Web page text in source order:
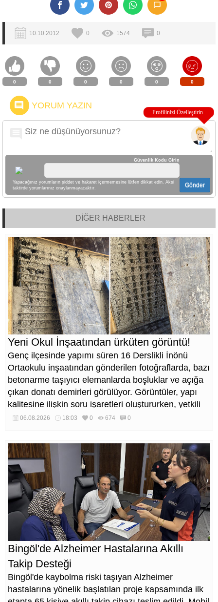
10.10.2012 0 1574 0
0 0 0 0 0 0
YORUM YAZIN
Güvenlik Kodu Girin
Yapacağınız yorumların şiddet ve hakaret içermemesine lütfen dikkat edin. Aksi
taktirde yorumlarınız onaylanmayacaktır.
Gönder
DİĞER HABERLER
Yeni Okul İnşaatından ürküten görüntü!
Genç ilçesinde yapımı süren 16 Derslikli İnönü
Ortaokulu inşaatından gönderilen fotoğraflarda, bazı
betonarme taşıyıcı elemanlarda boşluklar ve açığa
çıkan donatı demirleri görülüyor. Görüntüler, yapı
kalitesine ilişkin soru işaretleri oluştururken, yetkili
kurumların teknik inceleme yapması çağrısı yapıldı.
06.08.2026 18:03 0 674 0
Bingöl'de Alzheimer Hastalarına Akıllı
Takip Desteği
Bingöl'de kaybolma riski taşıyan Alzheimer
hastalarına yönelik başlatılan proje kapsamında ilk